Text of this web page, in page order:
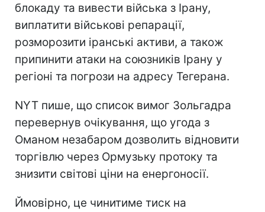
блокаду та вивести війська з Ірану,
виплатити військові репарації,
розморозити іранські активи, а також
припинити атаки на союзників Ірану у
регіоні та погрози на адресу Тегерана.
NYT пише, що список вимог Зольгадра
перевернув очікування, що угода з
Оманом незабаром дозволить відновити
торгівлю через Ормузьку протоку та
знизити світові ціни на енергоносії.
Ймовірно, це чинитиме тиск на